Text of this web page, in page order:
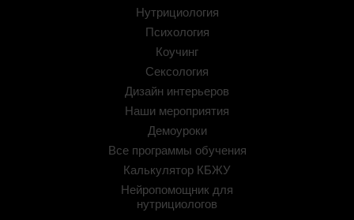
Нутрициология
Психология
Коучинг
Сексология
Дизайн интерьеров
Наши мероприятия
Демоуроки
Все программы обучения
Калькулятор КБЖУ
Нейропомощник для
нутрициологов